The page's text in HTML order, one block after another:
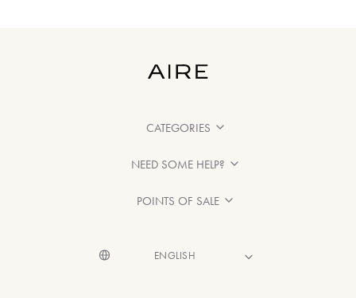
CATEGORIES
NEED SOME HELP?
POINTS OF SALE